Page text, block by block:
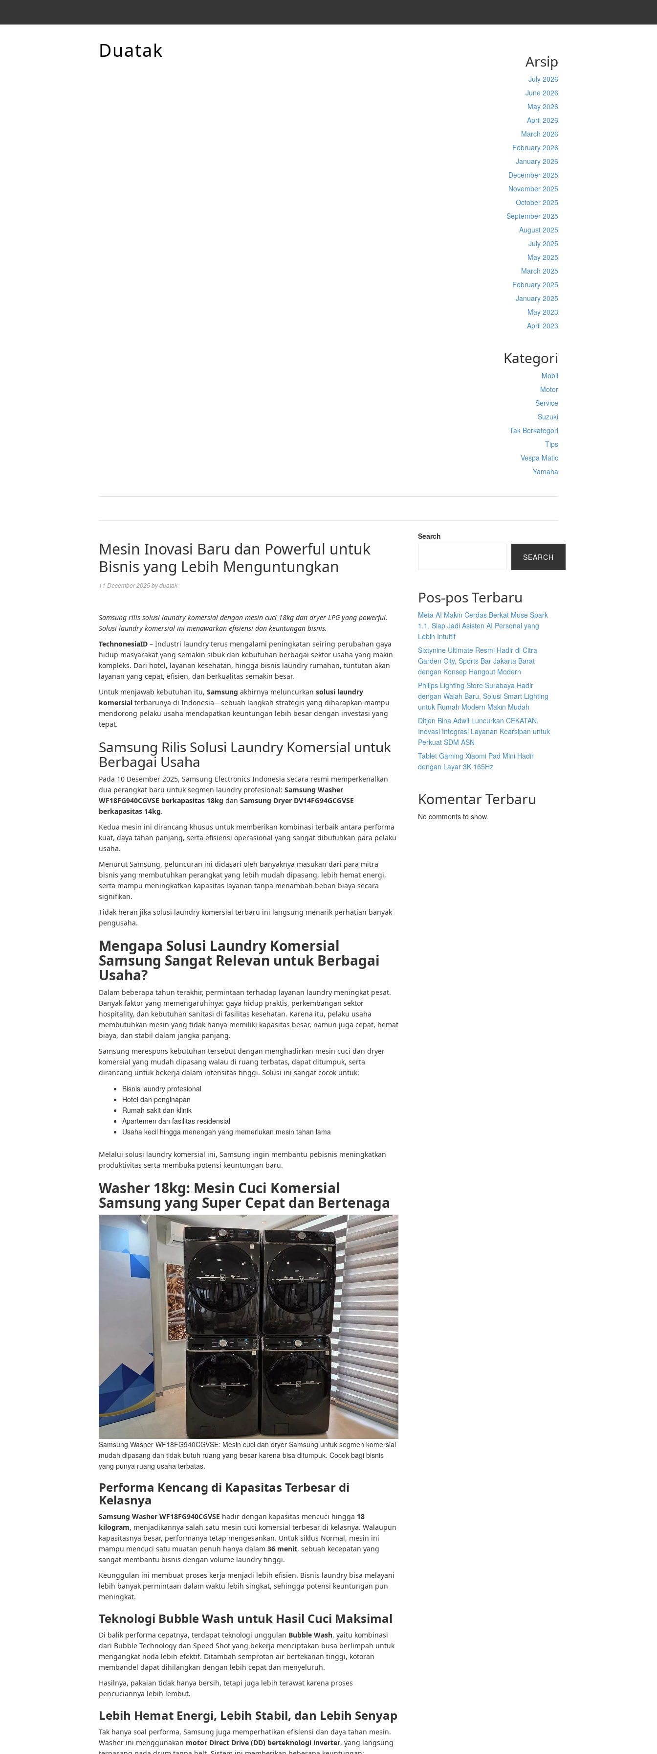
Duatak Arsip
July 2026
June 2026
May 2026
April 2026
March 2026
February 2026
January 2026
December 2025
November 2025
October 2025
September 2025
August 2025
July 2025
May 2025
March 2025
February 2025
January 2025
May 2023
April 2023
Kategori
Mobil
Motor
Service
Suzuki
Tak Berkategori
Tips
Vespa Matic
Yamaha
Mesin Inovasi Baru dan Powerful untuk
Bisnis yang Lebih Menguntungkan
11 December 2025byduatak
Samsung rilis solusi laundry komersial dengan mesin cuci 18kg dan dryer LPG yang powerful.
Solusi laundry komersial ini menawarkan efisiensi dan keuntungan bisnis.
TechnonesiaID – Industri laundry terus mengalami peningkatan seiring perubahan gaya
hidup masyarakat yang semakin sibuk dan kebutuhan berbagai sektor usaha yang makin
kompleks. Dari hotel, layanan kesehatan, hingga bisnis laundry rumahan, tuntutan akan
layanan yang cepat, efisien, dan berkualitas semakin besar.
Untuk menjawab kebutuhan itu, Samsung akhirnya meluncurkan solusi laundry
komersial terbarunya di Indonesia—sebuah langkah strategis yang diharapkan mampu
mendorong pelaku usaha mendapatkan keuntungan lebih besar dengan investasi yang
tepat.
Samsung Rilis Solusi Laundry Komersial untuk
Berbagai Usaha
Pada 10 Desember 2025, Samsung Electronics Indonesia secara resmi memperkenalkan
dua perangkat baru untuk segmen laundry profesional: Samsung Washer
WF18FG940CGVSE berkapasitas 18kg dan Samsung Dryer DV14FG94GCGVSE
berkapasitas 14kg.
Kedua mesin ini dirancang khusus untuk memberikan kombinasi terbaik antara performa
kuat, daya tahan panjang, serta efisiensi operasional yang sangat dibutuhkan para pelaku
usaha.
Menurut Samsung, peluncuran ini didasari oleh banyaknya masukan dari para mitra
bisnis yang membutuhkan perangkat yang lebih mudah dipasang, lebih hemat energi,
serta mampu meningkatkan kapasitas layanan tanpa menambah beban biaya secara
signifikan.
Tidak heran jika solusi laundry komersial terbaru ini langsung menarik perhatian banyak
pengusaha.
Mengapa Solusi Laundry Komersial
Samsung Sangat Relevan untuk Berbagai
Usaha?
Dalam beberapa tahun terakhir, permintaan terhadap layanan laundry meningkat pesat.
Banyak faktor yang memengaruhinya: gaya hidup praktis, perkembangan sektor
hospitality, dan kebutuhan sanitasi di fasilitas kesehatan. Karena itu, pelaku usaha
membutuhkan mesin yang tidak hanya memiliki kapasitas besar, namun juga cepat, hemat
biaya, dan stabil dalam jangka panjang.
Samsung merespons kebutuhan tersebut dengan menghadirkan mesin cuci dan dryer
komersial yang mudah dipasang walau di ruang terbatas, dapat ditumpuk, serta
dirancang untuk bekerja dalam intensitas tinggi. Solusi ini sangat cocok untuk:
Bisnis laundry profesional
Hotel dan penginapan
Rumah sakit dan klinik
Apartemen dan fasilitas residensial
Usaha kecil hingga menengah yang memerlukan mesin tahan lama
Melalui solusi laundry komersial ini, Samsung ingin membantu pebisnis meningkatkan
produktivitas serta membuka potensi keuntungan baru.
Washer 18kg: Mesin Cuci Komersial
Samsung yang Super Cepat dan Bertenaga
Samsung Washer WF18FG940CGVSE: Mesin cuci dan dryer Samsung untuk segmen komersial
mudah dipasang dan tidak butuh ruang yang besar karena bisa ditumpuk. Cocok bagi bisnis
yang punya ruang usaha terbatas.
Performa Kencang di Kapasitas Terbesar di
Kelasnya
Samsung Washer WF18FG940CGVSE hadir dengan kapasitas mencuci hingga 18
kilogram, menjadikannya salah satu mesin cuci komersial terbesar di kelasnya. Walaupun
kapasitasnya besar, performanya tetap mengesankan. Untuk siklus Normal, mesin ini
mampu mencuci satu muatan penuh hanya dalam 36 menit, sebuah kecepatan yang
sangat membantu bisnis dengan volume laundry tinggi.
Keunggulan ini membuat proses kerja menjadi lebih efisien. Bisnis laundry bisa melayani
lebih banyak permintaan dalam waktu lebih singkat, sehingga potensi keuntungan pun
meningkat.
Teknologi Bubble Wash untuk Hasil Cuci Maksimal
Di balik performa cepatnya, terdapat teknologi unggulan Bubble Wash, yaitu kombinasi
dari Bubble Technology dan Speed Shot yang bekerja menciptakan busa berlimpah untuk
mengangkat noda lebih efektif. Ditambah semprotan air bertekanan tinggi, kotoran
membandel dapat dihilangkan dengan lebih cepat dan menyeluruh.
Hasilnya, pakaian tidak hanya bersih, tetapi juga lebih terawat karena proses
pencuciannya lebih lembut.
Lebih Hemat Energi, Lebih Stabil, dan Lebih Senyap
Tak hanya soal performa, Samsung juga memperhatikan efisiensi dan daya tahan mesin.
Washer ini menggunakan motor Direct Drive (DD) berteknologi inverter, yang langsung
Search
SEARCH
Pos-pos Terbaru
Meta AI Makin Cerdas Berkat Muse Spark
1.1, Siap Jadi Asisten AI Personal yang
Lebih Intuitif
Sixtynine Ultimate Resmi Hadir di Citra
Garden City, Sports Bar Jakarta Barat
dengan Konsep Hangout Modern
Philips Lighting Store Surabaya Hadir
dengan Wajah Baru, Solusi Smart Lighting
untuk Rumah Modern Makin Mudah
Ditjen Bina Adwil Luncurkan CEKATAN,
Inovasi Integrasi Layanan Kearsipan untuk
Perkuat SDM ASN
Tablet Gaming Xiaomi Pad Mini Hadir
dengan Layar 3K 165Hz
Komentar Terbaru
No comments to show.